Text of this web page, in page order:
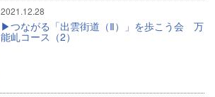
2021.12.28
つながる「出雲街道（Ⅱ）」を歩こう会 万
能乢コース（2）